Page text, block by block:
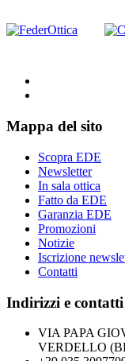
Mappa del sito
Scopra EDE
Newsletter
In sala ottica
Fatto da EDE
Garanzia EDE
Promozioni
Notizie
Iscrizione
Contatti
Indirizzi e contatti
VIA PAPA
VERDELLO